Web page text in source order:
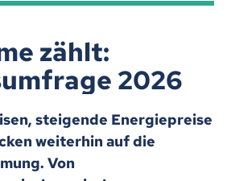
zählt:
2026
steigende Energiepreise
weiterhin auf die
Von